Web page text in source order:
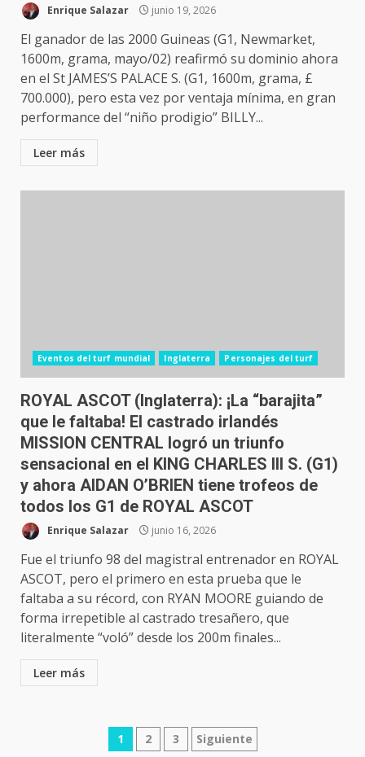
Enrique Salazar junio 19, 2026
El ganador de las 2000 Guineas (G1, Newmarket,
1600m, grama, mayo/02) reafirmó su dominio ahora
en el St JAMES’S PALACE S. (G1, 1600m, grama, £
700.000), pero esta vez por ventaja mínima, en gran
performance del “niño prodigio” BILLY...
Leer más
Eventos del turf mundial Inglaterra Personajes del turf
ROYAL ASCOT (Inglaterra): ¡La “barajita”
que le faltaba! El castrado irlandés
MISSION CENTRAL logró un triunfo
sensacional en el KING CHARLES III S. (G1)
y ahora AIDAN O’BRIEN tiene trofeos de
todos los G1 de ROYAL ASCOT
Enrique Salazar junio 16, 2026
Fue el triunfo 98 del magistral entrenador en ROYAL
ASCOT, pero el primero en esta prueba que le
faltaba a su récord, con RYAN MOORE guiando de
forma irrepetible al castrado tresañero, que
literalmente “voló” desde los 200m finales...
Leer más
Navegación
1 2 3 Siguiente